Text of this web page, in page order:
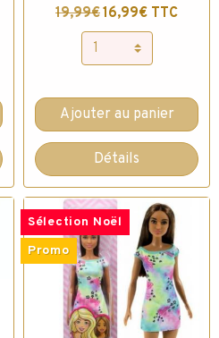
19,99€16,99€ TTC
Ajouter au panier
Détails
Sélection Noël
Promo